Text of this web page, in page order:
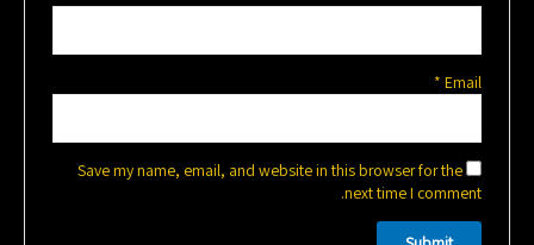
Email
*
Save my name, email, and website in this browser for the
next time I comment.